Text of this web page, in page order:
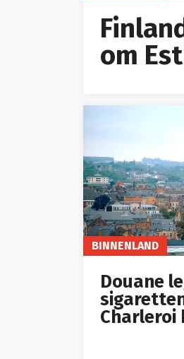
om
BINNENLAND
Douane
Charleroi